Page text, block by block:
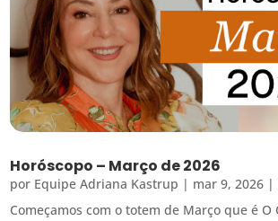
Horóscopo – Março de 2026
por Equipe Adriana Kastrup | mar 9, 2026 |
Começamos com o totem de Março que é O